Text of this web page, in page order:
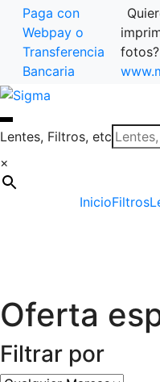
Paga con
Webpay o
Transferencia
Bancaria
Ir
la
Saltar
contenido
Lentes, Filtros, etc
×
InicioFiltros
Oferta
Filtrar por